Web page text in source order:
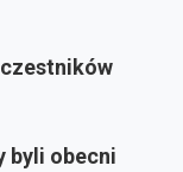
byli obecni